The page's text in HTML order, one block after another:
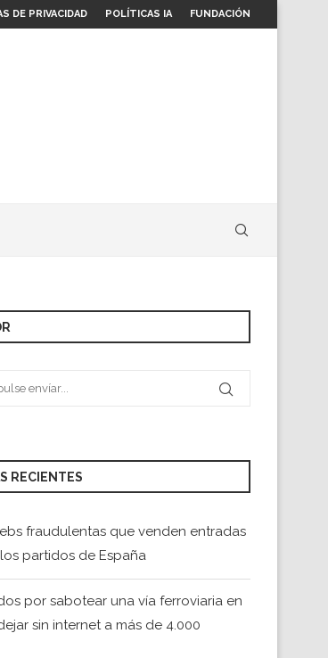
DE PRIVACIDAD POLÍTICAS IA FUNDACIÓN
RECIENTES
fraudulentas que venden entradas
partidos de España
por sabotear una vía ferroviaria en
sin internet a más de 4.000